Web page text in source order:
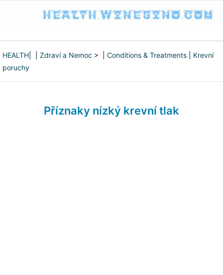
HEALTH Zdraví a Nemoc > | Conditions & Treatments
Krevní
poruchy
Příznaky nízký krevní tlak